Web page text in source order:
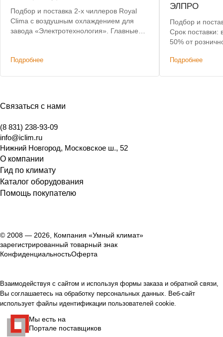
Подбор и поставка 2-х чиллеров Royal
Clima с воздушным охлаждением для
завода «Электротехнология». Главные
Подробнее
ЭЛПРО
Подбор и
Срок поставки:
50% от
Подробнее
Связаться с нами
(8 831) 238-93-09
info@iclim.ru
Нижний Новгород, Московское ш., 52
О компании
Гид по климату
Каталог оборудования
Помощь покупателю
© 2008 — 2026, Компания «Умный климат»
зарегистрированный товарный знак
КонфиденциальностьОферта
Взаимодействуя с сайтом и используя формы заказа и обратной связи,
Вы соглашаетесь на обработку персональных данных. Веб-сайт
использует файлы идентификации пользователей cookie.
Мы есть на
Портале поставщиков